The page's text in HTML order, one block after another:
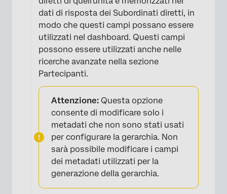
dati di risposta dei Subordinati diretti, in
modo che questi campi possano essere
utilizzati nel dashboard. Questi campi
possono essere utilizzati anche nelle
ricerche avanzate nella sezione
Partecipanti.
Attenzione: Questa opzione
consente di modificare solo i
metadati che non sono stati usati
per configurare la gerarchia. Non
sarà possibile modificare i campi
dei metadati utilizzati per la
generazione della gerarchia.